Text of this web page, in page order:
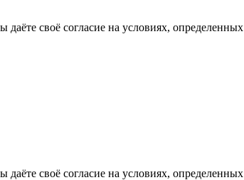
своё согласие на условиях, определенных
своё согласие на условиях, определенных